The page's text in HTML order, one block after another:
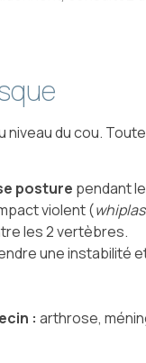
niveau du cou.
posture pendant
violent (
les 2 vertèbres.
une instabilité
: arthrose,